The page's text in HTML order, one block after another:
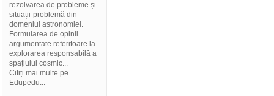
rezolvarea de probleme și
situații-problemă din
domeniul astronomiei.
Formularea de opinii
argumentate referitoare la
explorarea responsabilă a
spațiului cosmic...
Citiți mai multe pe
Edupedu...